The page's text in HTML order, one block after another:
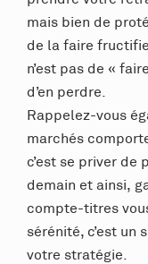
mais bien de
de la faire
n’est pas de «
d’en perdre.
Rappelez-vous
marchés
c’est se priver de
demain et ainsi,
compte-titres
sérénité, c’est un
votre stratégie.